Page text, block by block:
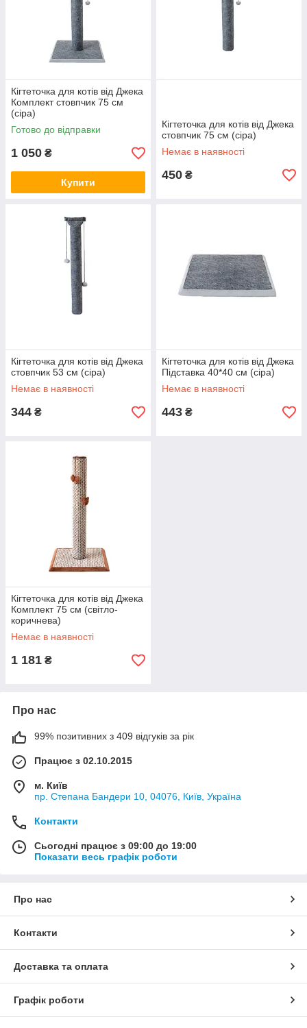
Кігтеточка для котів вiд Джека
Комплект стовпчик 75 см
(сіра)
Готово до відправки
1 050 ₴
Купити
Кігтеточка для котів вiд Джека
стовпчик 75 см (сіра)
Немає в наявності
450 ₴
Кігтеточка для котів вiд Джека
стовпчик 53 см (сіра)
Немає в наявності
344 ₴
Кігтеточка для котів вiд Джека
Підставка 40*40 см (сіра)
Немає в наявності
443 ₴
Кігтеточка для котів вiд Джека
Комплект 75 см (світло-
коричнева)
Немає в наявності
1 181 ₴
Про нас
99% позитивних з 409 відгуків за рік
Працює з 02.10.2015
м. Київ
пр. Степана Бандери 10, 04076, Київ, Україна
Контакти
Сьогодні працює з 09:00 до 19:00
Показати весь графік роботи
Про нас
Контакти
Доставка та оплата
Графік роботи